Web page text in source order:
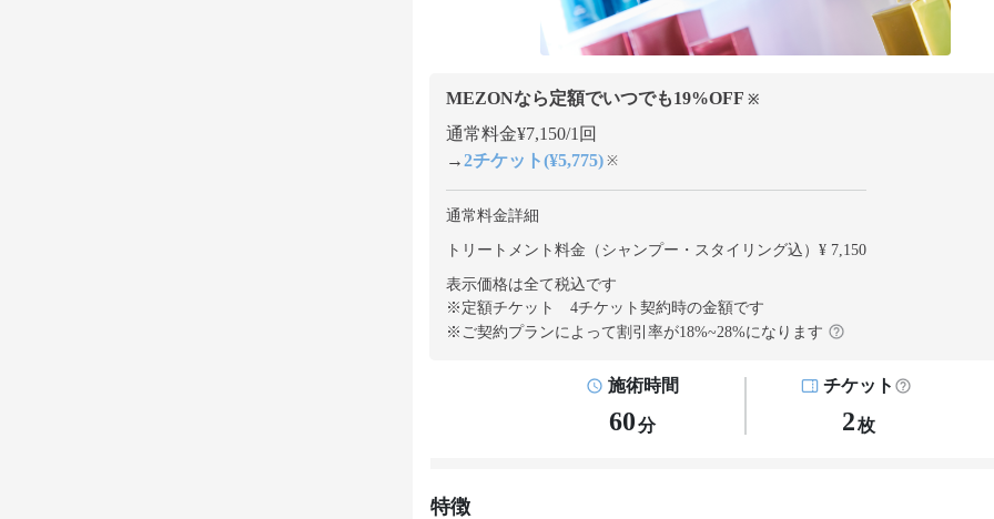
MEZONなら定額でいつでも19%OFF ※
通常料金¥7,150/1回
→2チケット(¥5,775) ※
通常料金詳細
トリートメント料金（シャンプー・スタイリング込）¥ 7,150
表示価格は全て税込です
※定額チケット 4チケット契約時の金額です
※ご契約プランによって割引率が18%~28%になります
施術時間
60分
チケット
2枚
特徴